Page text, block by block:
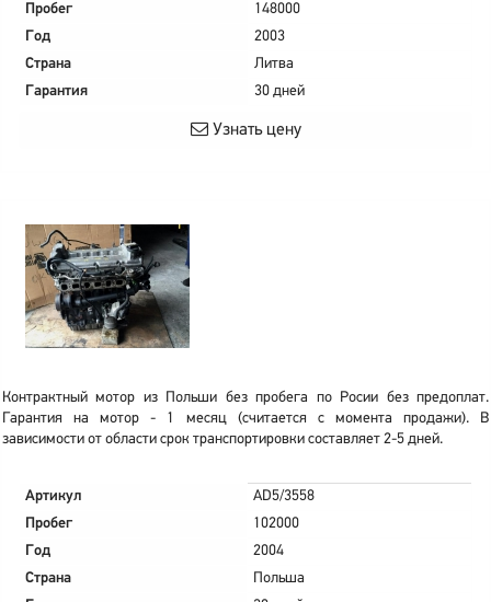
Пробег
148000
Год
2003
Страна
Литва
Гарантия
30 дней
Узнать цену
Контрактный мотор из Польши без пробега по Росии без предоплат.
Гарантия на мотор - 1 месяц (считается с момента продажи). В
зависимости от области срок транспортировки составляет 2-5 дней.
Артикул
AD5/3558
Пробег
102000
Год
2004
Страна
Польша